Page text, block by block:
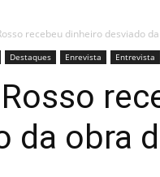
Tudo
recebeu dinheiro desviado
Destaques Enrevista Entrevista
da obra